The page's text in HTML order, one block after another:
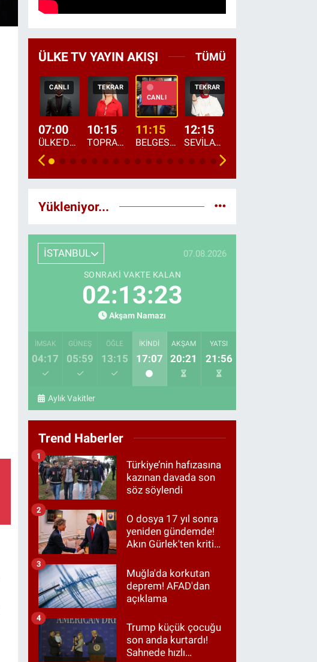
ÜLKE TV YAYIN AKIŞI TÜMÜ
CANLI
07:00
ÜLKE'DE BU SABAH
TEKRAR
10:15
TOPRAKTAN SOFRAYA
CANLI
11:15
BELGESEL: "ÜLKE'NİN ALIN TERİ"
TEKRAR
12:15
SEVİLAY SUNGUR İLE ELİMİN BEREKETİ
Yükleniyor...
İSTANBUL 07.08.2026
SONRAKI VAKTE KALAN
02:13:22
Akşam Namazı
İMSAK
04:17
GÜNEŞ
05:59
ÖĞLE
13:15
İKINDI
17:07
AKŞAM
20:21
YATSI
21:56
Aylık Vakitler
Trend Haberler
Türkiye’nin hafızasına
kazınan davada son
söz söylendi
1
O dosya 17 yıl sonra
yeniden gündemde!
Akın Gürlek'ten kritik
2
Muğla'da korkutan
deprem! AFAD'dan
açıklama
3
Trump küçük çocuğu
son anda kurtardı!
Sahnede hızlı
4